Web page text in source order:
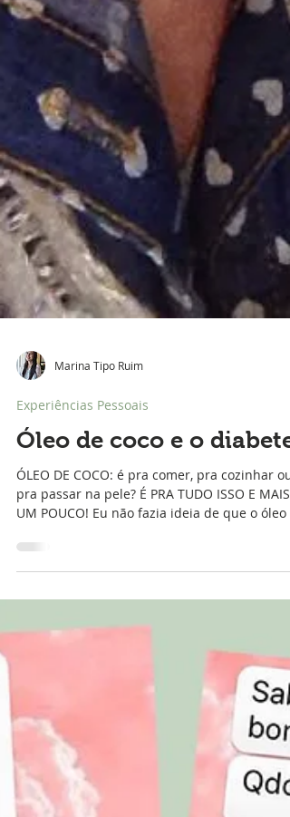
Marina Tipo Ruim
Experiências Pessoais
Óleo de coco e o
pra passar na pele? É PRA TUDO ISSO E MAIS
UM POUCO! Eu não fazia ideia de que o óleo
coco...